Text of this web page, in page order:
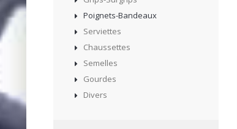
Poignets-Bandeaux
Serviettes
Chaussettes
Semelles
Gourdes
Divers